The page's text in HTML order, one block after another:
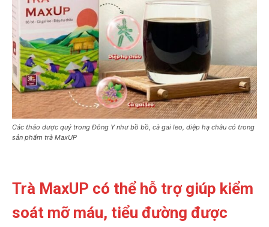
Các thảo dược quý trong Đông Y như bồ bồ, cà gai leo, diệp hạ châu có trong
sản phẩm trà MaxUP
Trà MaxUP có thể hỗ trợ giúp kiểm
soát mỡ máu, tiểu đường được